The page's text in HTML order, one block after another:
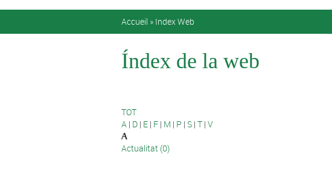
Accueil » Index Web
Índex de la web
TOT
A | D | E | F | M | P | S | T | V
A
Actualitat (0)